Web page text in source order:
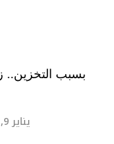
بسبب التخزين..
يناير 9, 2022